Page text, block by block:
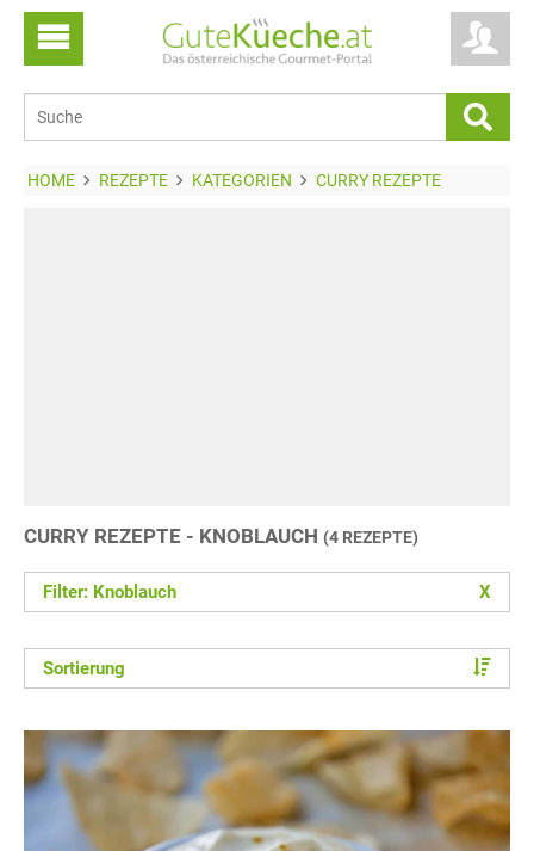
HOME REZEPTE KATEGORIEN CURRY REZEPTE
CURRY REZEPTE - KNOBLAUCH (4 REZEPTE)
Filter: Knoblauch X
Sortierung